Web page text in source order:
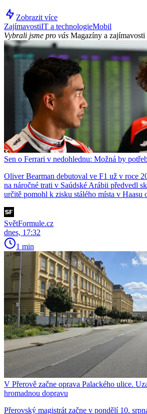
Zobrazit více
ZajímavostiIT a technologieMobil
Vybrali jsme pro vás Magazíny a zajímavosti
Sen o Ferrari v nedohlednu: Možná by
Oliver Bearman debutoval ve F1 už v roce
na náročné trati v Saúdské Arábii předvedl
určitě pomohl k zisku stálého místa v Haasu
SvětFormule.cz
dnes, 17:32
1 min
V Přerově začne oprava Palackého ulice.
hromadnou dopravu
Přerovský magistrát začne v pondělí 10.